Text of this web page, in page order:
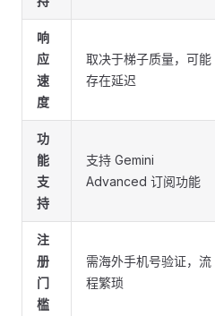
响
应
速
度
取决于梯子质量，可能
存在延迟
功
能
支
持
支持 Gemini
Advanced 订阅功能
注
册
门
槛
需海外手机号验证，流
程繁琐